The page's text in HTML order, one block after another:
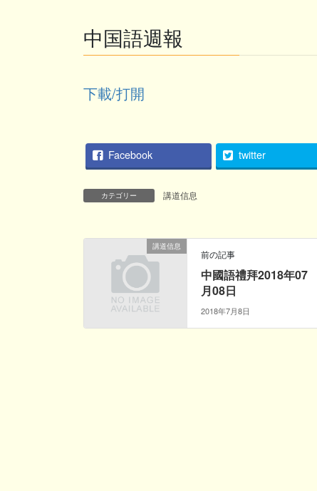
中国語週報
下載/打開
Facebook twitter
カテゴリー 講道信息
講道信息
前の記事
中國語禮拜2018年07
月08日
2018年7月8日